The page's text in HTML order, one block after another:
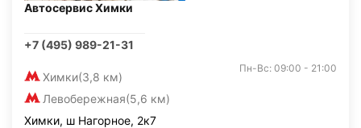
Автосервис Химки
+7 (495) 989-21-31
Химки(3,8 км)
Левобережная(5,6 км)
Пн-Вс: 09:00 - 21:00
Химки, ш Нагорное, 2к7